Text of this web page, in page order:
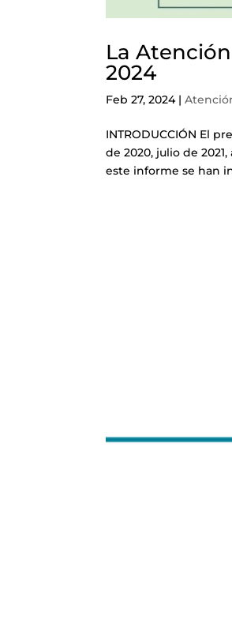
La
2024
Feb 27, 2024|
INTRODUCCIÓN El
de 2020, julio de
este informe se han